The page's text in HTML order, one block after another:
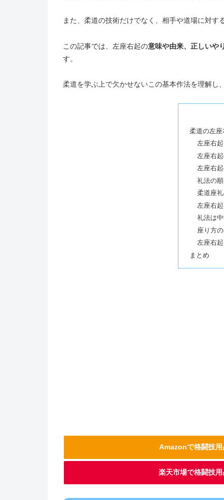
また、柔道の技術だけでなく、相手や道場に対す
この記事では、左座右起の意味や由来、正しいや
す。
柔道を学ぶ上で欠かせないこの基本作法を理解し
柔道の左座
左座右
左座右
左座右
礼法の
柔道座
左座右
礼法は
座り方
左座右
まとめ
Amazonで格闘技用
楽天市場で格闘技